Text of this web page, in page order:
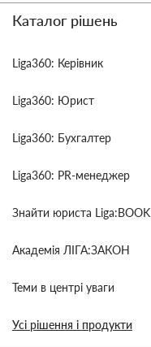
Каталог рішень
Liga360: Керівник
Liga360: Юрист
Liga360: Бухгалтер
Liga360: PR-менеджер
Знайти юриста Liga:BOOK
Академія ЛІГА:ЗАКОН
Теми в центрі уваги
Усі рішення і продукти